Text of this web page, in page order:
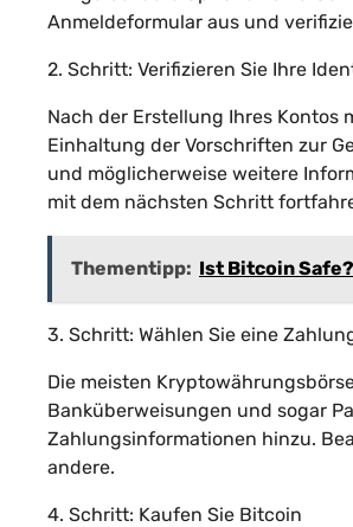
Anmeldeformular aus und
2. Schritt: Verifizieren Sie Ihre
Nach der Erstellung Ihres Kontos
Einhaltung der Vorschriften zur
und möglicherweise weitere
mit dem nächsten Schritt
Thementipp: Ist Bitcoin Safe?
3. Schritt: Wählen Sie eine
Die meisten
Banküberweisungen und sogar
Zahlungsinformationen hinzu.
andere.
4. Schritt: Kaufen Sie Bitcoin